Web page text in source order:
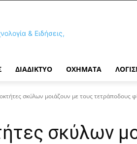
ΔΙΑΔΊΚΤΥΟ ΟΧΉΜΑΤΑ
σκύλων μοιάζουν με τους τετράποδους
σκύλων